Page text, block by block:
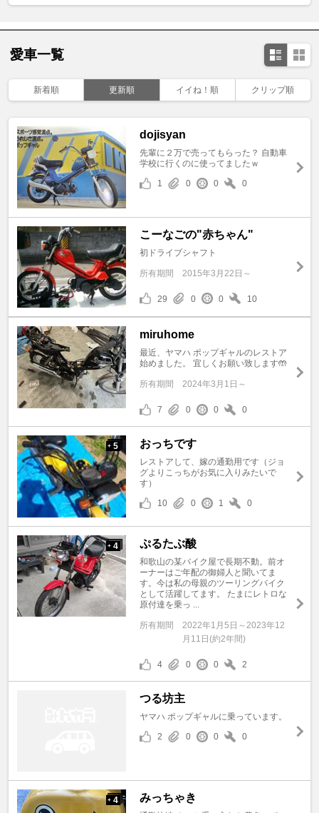
愛車一覧
新着順 更新順 イイね！順 クリップ順
dojisyan
先輩に２万で売ってもらった？ 自動車
学校に行くのに使ってましたｗ
1
0 0 0
こーなごの"赤ちゃん"
初ドライブシャフト
所有期間 2015年3月22日～
29 0 0 10
miruhome
最近、ヤマハ ポップギャルのレストア
始めました。 宜しくお願い致します🤲
所有期間 2024年3月1日～
7 0 0 0
+ 5 おっちです
レストアして、嫁の通勤用です（ジョ
グよりこっちがお気に入りみたいで
す）
10
0 1 0
+ 4 ぷるたぶ酸
和歌山の某バイク屋で長期不動。前オ
ーナーはご年配の御婦人と聞いてま
す。今は私の母親のツーリングバイク
として活躍してます。 たまにレトロな
原付達を乗っ ...
所有期間
2022年1月5日～2023年12
月11日(約2年間)
4 0 0 2
つる坊主
ヤマハ ポップギャルに乗っています。
2
0 0 0
+ 4 みっちゃき